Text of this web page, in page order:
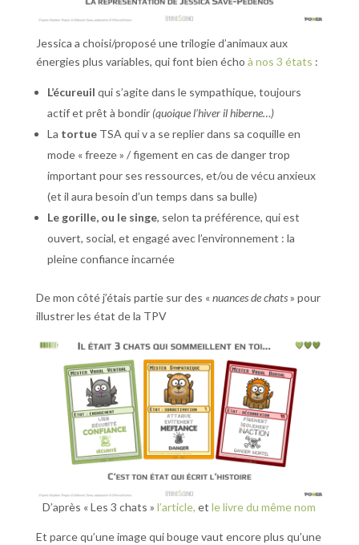
Jessica a choisi/proposé une trilogie d’animaux aux
énergies plus variables, qui font bien écho à nos 3 états :
L’écureuil qui s’agite dans le sympathique, toujours
actif et prêt à bondir (quoique l’hiver il hiberne…)
La tortueTSA qui v a se replier dans sa coquille en
mode « freeze » / figement en cas de danger trop
important pour ses ressources, et/ou de vécu anxieux
(et il aura besoin d’un temps dans sa bulle)
Le gorille, ou le singe, selon ta préférence, qui est
ouvert, social, et engagé avec l’environnement : la
pleine confiance incarnée
De mon côté j’étais partie sur des «nuances de chats» pour
illustrer les état de la TPV
D’après « Les 3 chats »l’article, etle livre du même nom
Et parce qu’une image qui bouge vaut encore plus qu’une